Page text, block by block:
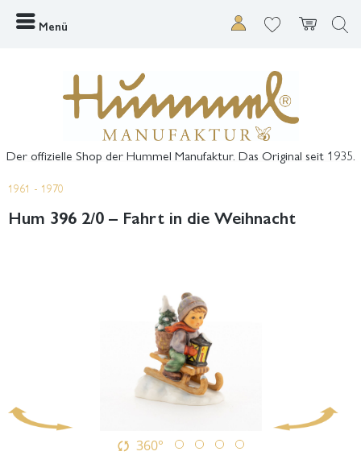
Menü
Der offizielle Shop der Hummel Manufaktur. Das Original seit 1935.
1961 - 1970
Hum 396 2/0 – Fahrt in die Weihnacht
360°